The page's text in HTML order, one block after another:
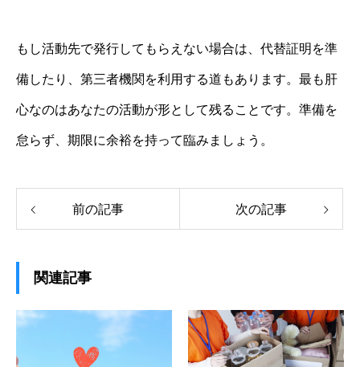
もし活動先で発行してもらえない場合は、代替証明を準
備したり、第三者機関を利用する道もあります。最も肝
心なのはあなたの活動が形として残ることです。準備を
怠らず、期限に余裕を持って臨みましょう。
前の記事 次の記事
関連記事